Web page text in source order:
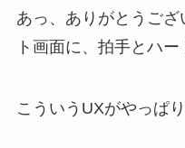
あっ、ありがとうご
ト画面に、拍手とハー
こういうUXがやっぱ